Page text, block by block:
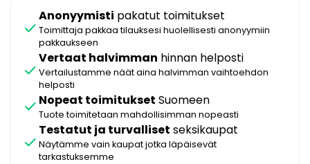
check
Anonyymisti pakatut toimitukset
Toimittaja pakkaa tilauksesi huolellisesti anonyymiin
pakkaukseen
check
Vertaat halvimman hinnan helposti
Vertailustamme näät aina halvimman vaihtoehdon
helposti
check Nopeat toimitukset Suomeen
Tuote toimitetaan mahdollisimman nopeasti
check
Testatut ja turvalliset seksikaupat
Näytämme vain kaupat jotka läpäisevät
tarkastuksemme